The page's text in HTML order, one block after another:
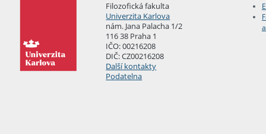
Filozofická fakulta
Univerzita Karlova
nám. Jana Palacha 1/2
116 38 Praha 1
IČO: 00216208
DIČ: CZ00216208
Další kontakty
Podatelna